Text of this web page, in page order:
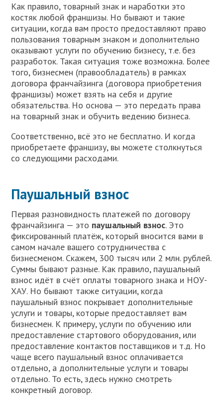
Как правило, товарный знак и наработки это
костяк любой франшизы. Но бывают и такие
ситуации, когда вам просто предоставляют право
пользования товарным знаком и дополнительно
оказывают услуги по обучению бизнесу, т.е. без
разработок. Такая ситуация тоже возможна. Более
того, бизнесмен (правообладатель) в рамках
договора франчайзинга (договора приобретения
франшизы) может взять на себя и другие
обязательства. Но основа — это передать права
на товарный знак и обучить ведению бизнеса.
Соответственно, всё это не бесплатно. И когда
приобретаете франшизу, вы можете столкнуться
со следующими расходами.
Паушальный взнос
Первая разновидность платежей по договору
франчайзинга — это паушальный взнос. Это
фиксированный платёж, который вносится вами в
самом начале вашего сотрудничества с
бизнесменом. Скажем, 300 тысяч или 2 млн. рублей.
Суммы бывают разные. Как правило, паушальный
взнос идёт в счёт оплаты товарного знака и НОУ-
ХАУ. Но бывают также ситуации, когда
паушальный взнос покрывает дополнительные
услуги и товары, которые предоставляет вам
бизнесмен. К примеру, услуги по обучению или
предоставление стартового оборудования, или
предоставление контактов поставщиков и т.д. Но
чаще всего паушальный взнос оплачивается
отдельно, а дополнительные услуги и товары
отдельно. То есть, здесь нужно смотреть
конкретный договор.